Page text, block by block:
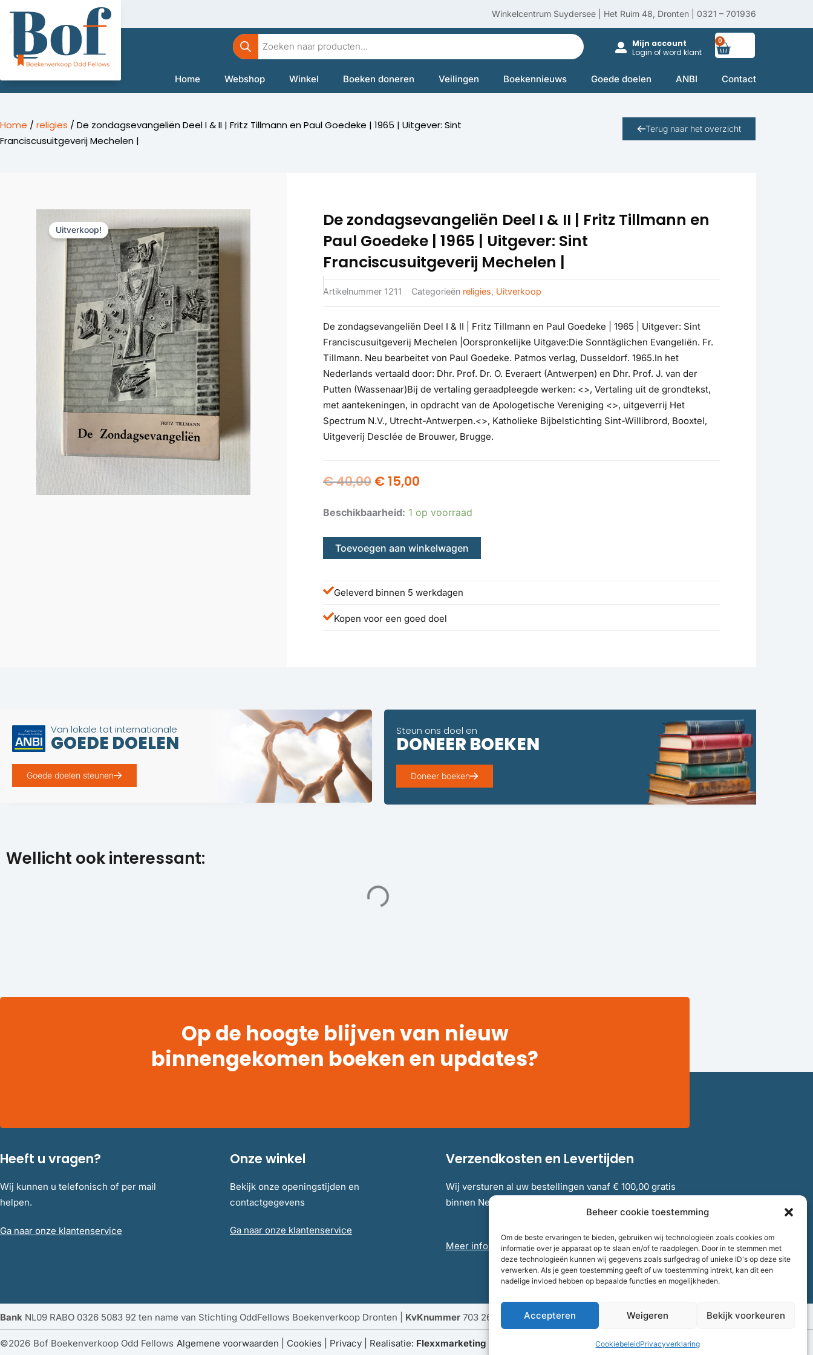
Beheer cookie toestemming
Om de beste ervaringen te bieden, gebruiken wij technologieën zoals cookies om
informatie over je apparaat op te slaan en/of te raadplegen. Door in te stemmen met
deze technologieën kunnen wij gegevens zoals surfgedrag of unieke ID's op deze site
verwerken. Als je geen toestemming geeft of uw toestemming intrekt, kan dit een
nadelige invloed hebben op bepaalde functies en mogelijkheden.
Accepteren Weigeren Bekijk voorkeuren
CookiebeleidPrivacyverklaring
inhoud
Winkelcentrum Suydersee | Het Ruim 48, Dronten | 0321 – 701936
Producten
zoeken
Mijn account
Login of word klant
0
Home Webshop Winkel Boeken doneren Veilingen Boekennieuws Goede doelen ANBI Contact
Home / religies / De zondagsevangeliën Deel I & II | Fritz Tillmann en Paul Goedeke | 1965 | Uitgever: Sint
Franciscusuitgeverij Mechelen |
Terug naar het overzicht
Uitverkoop!
De zondagsevangeliën Deel I & II | Fritz Tillmann en
Paul Goedeke | 1965 | Uitgever: Sint
Franciscusuitgeverij Mechelen |
Artikelnummer 1211 Categorieën religies, Uitverkoop
De zondagsevangeliën Deel I & II | Fritz Tillmann en Paul Goedeke | 1965 | Uitgever: Sint
Franciscusuitgeverij Mechelen |Oorspronkelijke Uitgave:Die Sonntäglichen Evangeliën. Fr.
Tillmann. Neu bearbeitet von Paul Goedeke. Patmos verlag, Dusseldorf. 1965.In het
Nederlands vertaald door: Dhr. Prof. Dr. O. Everaert (Antwerpen) en Dhr. Prof. J. van der
Putten (Wassenaar)Bij de vertaling geraadpleegde werken: <>, Vertaling uit de grondtekst,
met aantekeningen, in opdracht van de Apologetische Vereniging <>, uitgeverrij Het
Spectrum N.V., Utrecht-Antwerpen.<>, Katholieke Bijbelstichting Sint-Willibrord, Booxtel,
Uitgeverij Desclée de Brouwer, Brugge.
€40,00 Oorspronkelijke
was:
€15,00Huidige
is:
Beschikbaarheid: 1 op voorraad
Toevoegen aan winkelwagen
Geleverd binnen 5 werkdagen
Kopen voor een goed doel
Van lokale tot internationale
GOEDE DOELEN
Goede doelen steunen
Steun ons doel en
DONEER BOEKEN
Doneer boeken
Wellicht ook interessant:
Op de hoogte blijven van nieuw
binnengekomen boeken en updates?
Heeft u vragen?
Wij kunnen u telefonisch of per mail
helpen.
Ga naar onze klantenservice
Onze winkel
Bekijk onze openingstijden en
contactgegevens
Ga naar onze klantenservice
Verzendkosten en Levertijden
Wij versturen al uw bestellingen vanaf € 100,00 gratis
binnen Nederland en België.
Meer informatie over verzendkosten en levertijden
Bank NL09 RABO 0326 5083 92 ten name van Stichting OddFellows Boekenverkoop Dronten | KvKnummer 703 267 54 | Fiscaalnummer 858264237
©2026 Bof Boekenverkoop Odd Fellows Algemene voorwaarden Cookies Privacy | Realisatie: Flexxmarketing Volg ons
F
a
I
n
T
w